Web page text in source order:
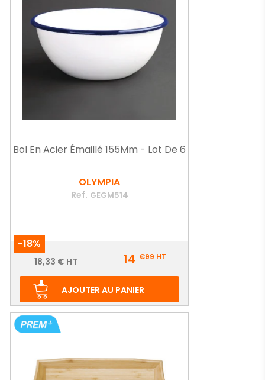
Bol En Acier Émaillé 155Mm - Lot De 6
OLYMPIA
Ref. GEGM514
-18%
Prix
Prix
base
18,33 € HT 14 €99 HT
AJOUTER AU PANIER